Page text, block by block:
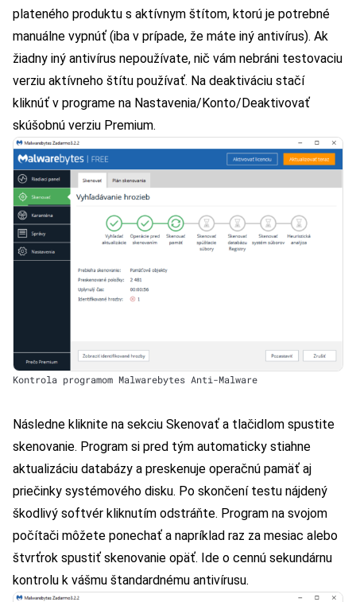
plateného produktu s aktívnym štítom, ktorú je potrebné
manuálne vypnúť (iba v prípade, že máte iný antivírus). Ak
žiadny iný antivírus nepoužívate, nič vám nebráni testovaciu
verziu aktívneho štítu používať. Na deaktiváciu stačí
kliknúť v programe na Nastavenia/Konto/Deaktivovať
skúšobnú verziu Premium.
Kontrola programom Malwarebytes Anti-Malware
Následne kliknite na sekciu Skenovať a tlačidlom spustite
skenovanie. Program si pred tým automaticky stiahne
aktualizáciu databázy a preskenuje operačnú pamäť aj
priečinky systémového disku. Po skončení testu nájdený
škodlivý softvér kliknutím odstráňte. Program na svojom
počítači môžete ponechať a napríklad raz za mesiac alebo
štvrťrok spustiť skenovanie opäť. Ide o cennú sekundárnu
kontrolu k vášmu štandardnému antivírusu.